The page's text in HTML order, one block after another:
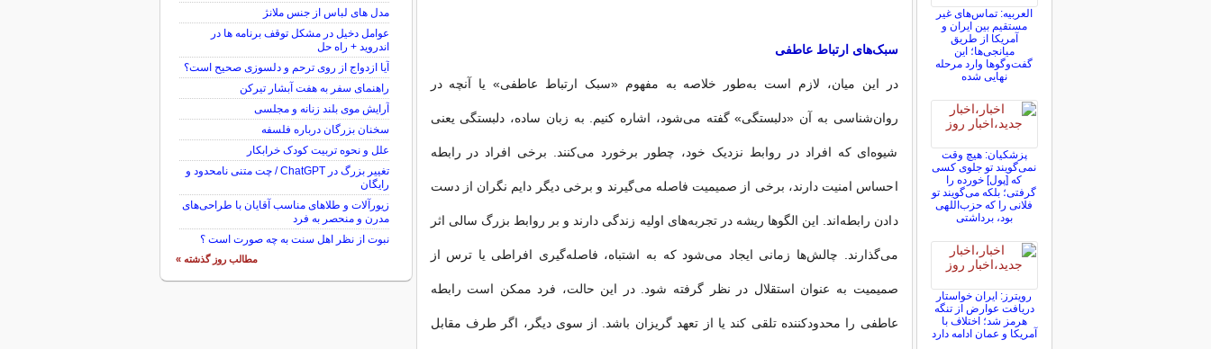
سبک‌های ارتباط عاطفی
در این میان، لازم است به‌طور خلاصه به مفهوم «سبک ارتباط عاطفی» یا آنچه در
روان‌شناسی به آن «دلبستگی» گفته می‌شود، اشاره کنیم. به زبان ساده، دلبستگی یعنی
شیوه‌ای که افراد در روابط نزدیک خود، چطور برخورد می‌کنند. برخی افراد در رابطه
احساس امنیت دارند، برخی از صمیمیت فاصله می‌گیرند و برخی دیگر دایم نگران از دست
دادن رابطه‌اند. این الگوها ریشه در تجربه‌های اولیه زندگی دارند و بر روابط بزرگ سالی اثر
می‌گذارند. چالش‌ها زمانی ایجاد می‌شود که به اشتباه، فاصله‌گیری افراطی یا ترس از
صمیمیت به عنوان استقلال در نظر گرفته شود. در این حالت، فرد ممکن است رابطه
عاطفی را محدودکننده تلقی کند یا از تعهد گریزان باشد. از سوی دیگر، اگر طرف مقابل
العربیه: تماس‌های غیر
مستقیم بین ایران و
آمریکا از طریق
میانجی‌ها؛ این
گفت‌و‌گو‌ها وارد مرحله
نهایی شده
پزشکیان: هیچ وقت
نمی‌گویند تو جلوی کسی
که [پول] خورده را
گرفتی؛ بلکه می‌گویند تو
فلانی را که حزب‌اللهی
بود، برداشتی
رویترز: ایران خواستار
دریافت عوارض از تنگه
هرمز شد؛ اختلاف با
آمریکا و عمان ادامه دارد
مدل های لباس از جنس ملانژ
عوامل دخیل در مشکل توقف برنامه ها در
اندروید + راه حل
آیا ازدواج از روی ترحم و دلسوزی صحیح است؟
راهنمای سفر به هفت آبشار تیرکن
آرایش موی بلند زنانه و مجلسی
سخنان بزرگان درباره فلسفه
علل و نحوه تربیت کودک خرابکار
تغییر بزرگ در ChatGPT / چت متنی نامحدود و
رایگان
زیورآلات و طلاهای مناسب آقایان با طراحی‌های
مدرن و منحصر به فرد
نبوت از نظر اهل سنت به چه صورت است ؟
مطالب روز گذشته »